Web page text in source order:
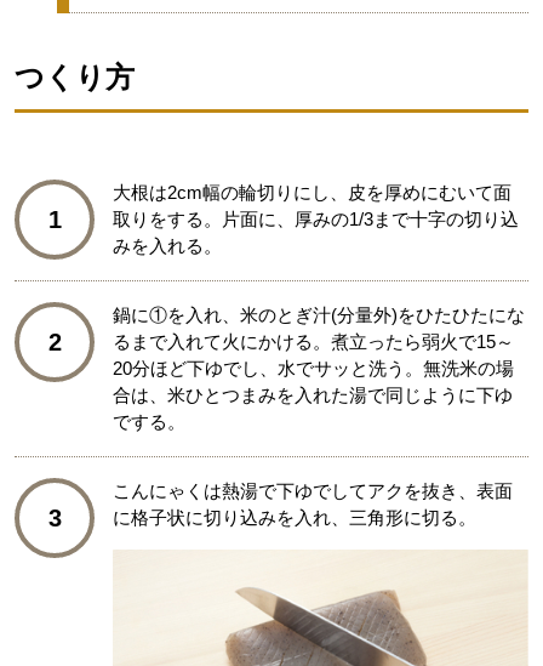
つくり方
1
大根は2cm幅の輪切りにし、皮を厚めにむいて面
取りをする。片面に、厚みの1/3まで十字の切り込
みを入れる。
2
鍋に①を入れ、米のとぎ汁(分量外)をひたひたにな
るまで入れて火にかける。煮立ったら弱火で15～
20分ほど下ゆでし、水でサッと洗う。無洗米の場
合は、米ひとつまみを入れた湯で同じように下ゆ
でする。
3
こんにゃくは熱湯で下ゆでしてアクを抜き、表面
に格子状に切り込みを入れ、三角形に切る。